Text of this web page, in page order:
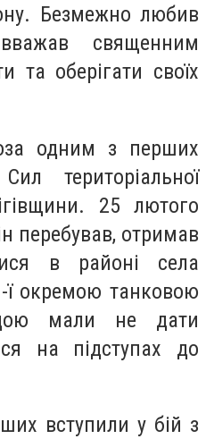
Безмежно любив
священним
та оберігати своїх
одним з перших
територіальної
25 лютого
перебував, отримав
в районі села
ї окремою танковою
мали не дати
на підступах до
вступили у бій з